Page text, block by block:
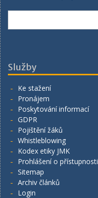
Služby
Ke stažení
Pronájem
Poskytování informací
GDPR
Pojištění žáků
Whistleblowing
Kodex etiky JMK
Prohlášení o přístupnosti
Sitemap
Archiv článků
Login